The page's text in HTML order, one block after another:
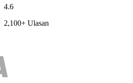
4.6
2,100+ Ulasan